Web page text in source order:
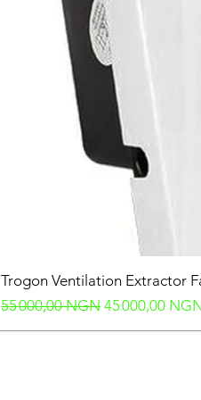
Trogon Ventilation Extractor
Prix original
55 000,00 NGN Prix
45 000,00